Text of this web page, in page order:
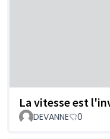
La vitesse est
DEVANNE 0